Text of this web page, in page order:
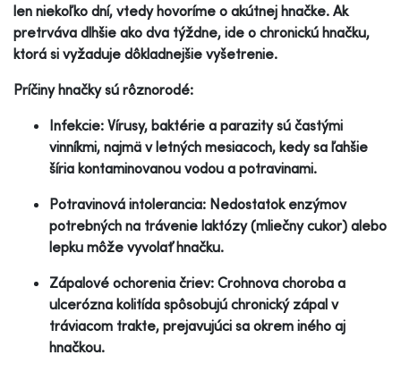
len niekoľko dní, vtedy hovoríme o akútnej hnačke. Ak
pretrváva dlhšie ako dva týždne, ide o chronickú hnačku,
ktorá si vyžaduje dôkladnejšie vyšetrenie.
Príčiny hnačky sú rôznorodé:
Infekcie: Vírusy, baktérie a parazity sú častými
vinníkmi, najmä v letných mesiacoch, kedy sa ľahšie
šíria kontaminovanou vodou a potravinami.
Potravinová intolerancia: Nedostatok enzýmov
potrebných na trávenie laktózy (mliečny cukor) alebo
lepku môže vyvolať hnačku.
Zápalové ochorenia čriev: Crohnova choroba a
ulcerózna kolitída spôsobujú chronický zápal v
tráviacom trakte, prejavujúci sa okrem iného aj
hnačkou.